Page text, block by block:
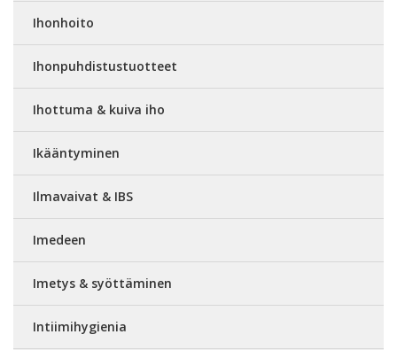
Ihonhoito
Ihonpuhdistustuotteet
Ihottuma & kuiva iho
Ikääntyminen
Ilmavaivat & IBS
Imedeen
Imetys & syöttäminen
Intiimihygienia